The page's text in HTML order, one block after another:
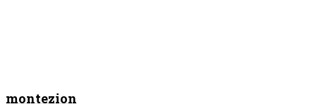
montezion